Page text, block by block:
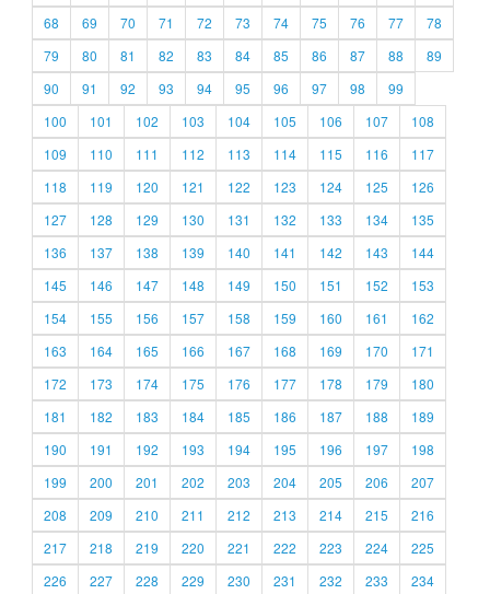
68
69 70 71 72 73 74 75 76 77
78
79
80 81 82 83 84 85 86 87 88
89
90
91 92 93 94 95 96 97 98
99
100
101 102 103 104 105 106 107
108
109
110 111 112 113 114 115 116
117
118
119 120 121 122 123 124 125
126
127
128 129 130 131 132 133 134
135
136
137 138 139 140 141 142 143
144
145
146 147 148 149 150 151 152
153
154
155 156 157 158 159 160 161
162
163
164 165 166 167 168 169 170
171
172
173 174 175 176 177 178 179
180
181
182 183 184 185 186 187 188
189
190
191 192 193 194 195 196 197
198
199
200 201 202 203 204 205 206
207
208
209 210 211 212 213 214 215
216
217
218 219 220 221 222 223 224
225
226
227 228 229 230 231 232 233 234